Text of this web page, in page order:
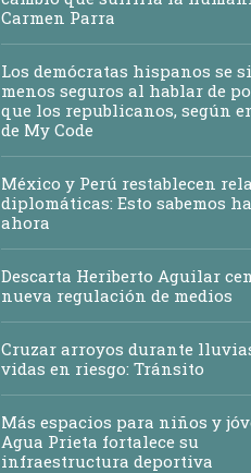
Carmen Parra
Los demócratas hispanos se
menos seguros al hablar de
que los republicanos, según
de My Code
México y Perú restablecen
diplomáticas: Esto sabemos
ahora
Descarta Heriberto Aguilar
nueva regulación de medios
Cruzar arroyos durante
vidas en riesgo: Tránsito
Más espacios para niños y
Agua Prieta fortalece su
infraestructura deportiva